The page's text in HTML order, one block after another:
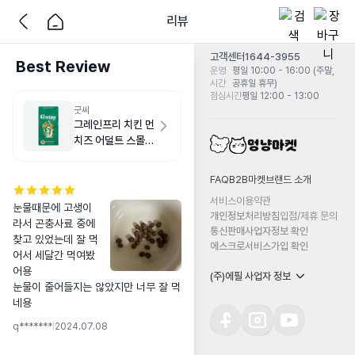
리뷰
Best Review
굿씨
그레인프리 치킨 먼
치즈 어덜트 스몰바
눈물때문에 고생이
라서 곤충사료 중에
찾고 있었는데 잘 먹
어서 세달간 먹여봤
어용
눈물이 줄어들지는 않았지만 너무 잘 먹
네용
q******* 2024.07.08
고객센터1644-3955
운영
시간
평일 10:00 - 16:00 (주말,
공휴일 휴무)
점심시간평일 12:00 - 13:00
FAQB2B마켓 브랜드 소개
서비스이용약관
개인정보처리방침입점/제휴 문의
통신판매사업자정보 확인
에스크로서비스가입 확인
(주)에필 사업자 정보